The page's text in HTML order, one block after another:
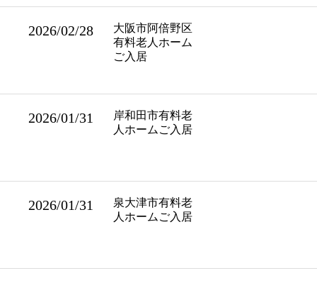
2026/02/28
大阪市阿倍野区
有料老人ホーム
ご入居
2026/01/31
岸和田市有料老
人ホームご入居
2026/01/31
泉大津市有料老
人ホームご入居